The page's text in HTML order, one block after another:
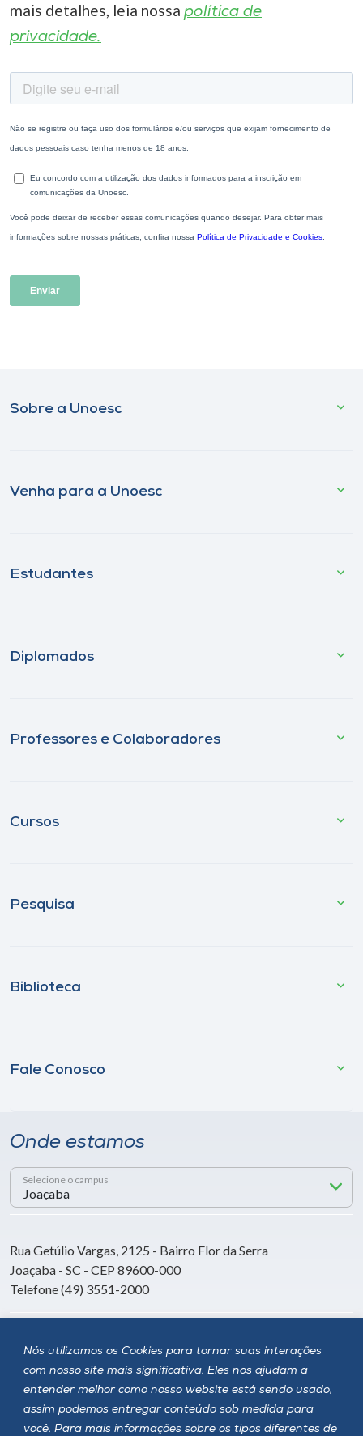
Nós utilizamos os Cookies para tornar suas interações
com nosso site mais significativa. Eles nos ajudam a
entender melhor como nosso website está sendo usado,
assim podemos entregar conteúdo sob medida para
você. Para mais informações sobre os tipos diferentes de
mais detalhes, leia nossa política de
privacidade.
Sobre a Unoesc
Venha para a Unoesc
Estudantes
Diplomados
Professores e Colaboradores
Cursos
Pesquisa
Biblioteca
Fale Conosco
Onde estamos
Selecione o campus
Rua Getúlio Vargas, 2125 - Bairro Flor da Serra
Joaçaba - SC - CEP 89600-000
Telefone (49) 3551-2000
Siga a Unoesc